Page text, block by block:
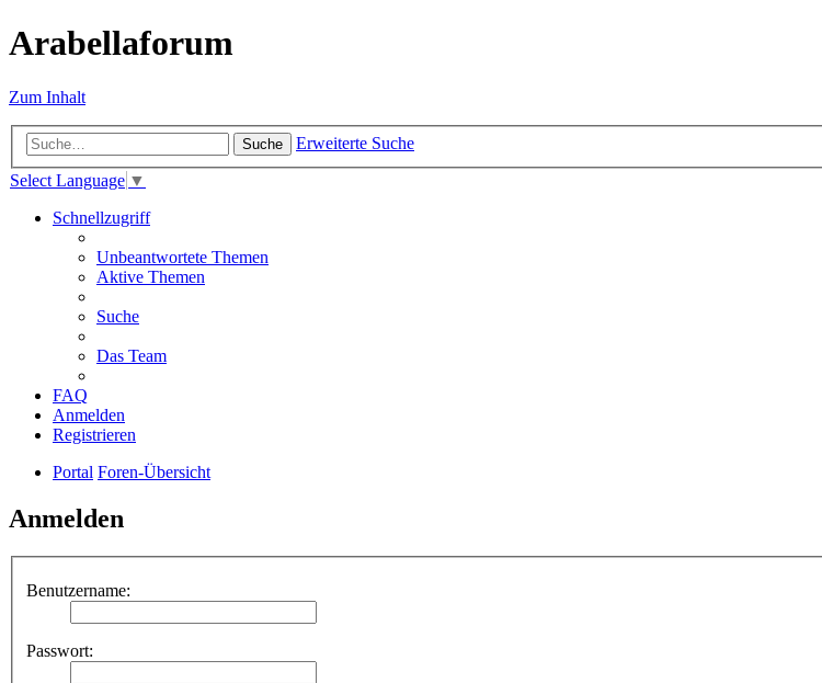
Arabellaforum
Zum Inhalt
Suche
Erweiterte Suche
Select Language ▼
Schnellzugriff
Unbeantwortete Themen
Aktive Themen
Suche
Das Team
FAQ
Anmelden
Registrieren
Portal Foren-Übersicht
Anmelden
Benutzername:
Passwort: